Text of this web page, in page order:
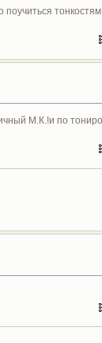
тонкостям
М.К.!и по